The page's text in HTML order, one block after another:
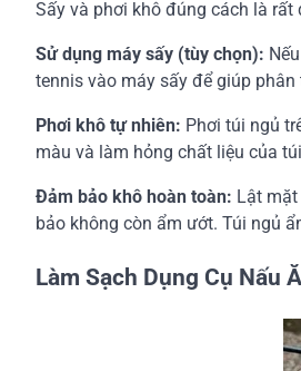
Sấy và phơi khô đúng cách là
Sử dụng máy sấy (tùy chọn):
tennis vào máy sấy để giúp
Phơi khô tự nhiên: Phơi túi ngủ
màu và làm hỏng chất liệu của
Đảm bảo khô hoàn toàn: Lật
bảo không còn ẩm ướt. Túi ngủ
Làm Sạch Dụng Cụ Nấu